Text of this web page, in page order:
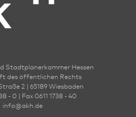
Stadt­planer­kammer Hessen
des öffentlichen Rechts
2 | 65189 Wies­ba­den
- 0 | Fax 0611 1738 - 40
info@akh.de